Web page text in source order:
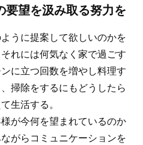
望を汲み取る努力を
うに提案して欲しいのかを
れには何気なく家で過ごす
に立つ回数を増やし料理す
掃除をするにもどうしたら
生活する。
が今何を望まれているのか
がらコミュニケーションを